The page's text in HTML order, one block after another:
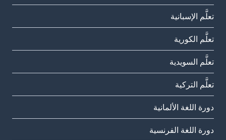
تعلَّم الإسبانية
تعلَّم الكورية
تعلَّم السويدية
تعلَّم التركية
دورة اللغة الألمانية
دورة اللغة الفرنسية